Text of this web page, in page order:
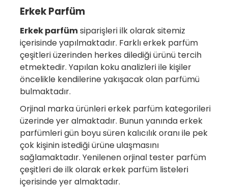
Erkek Parfüm
Erkek parfümsiparişleri ilk olarak sitemiz
içerisinde yapılmaktadır. Farklı erkek parfüm
çeşitleri üzerinden herkes dilediği ürünü tercih
etmektedir. Yapılan koku analizleri ile kişiler
öncelikle kendilerine yakışacak olan parfümü
bulmaktadır.
Orjinal marka ürünleri erkek parfüm kategorileri
üzerinde yer almaktadır. Bunun yanında erkek
parfümleri gün boyu süren kalıcılık oranı ile pek
çok kişinin istediği ürüne ulaşmasını
sağlamaktadır. Yenilenen orjinal tester parfüm
çeşitleri de ilk olarak erkek parfüm listeleri
içerisinde yer almaktadır.